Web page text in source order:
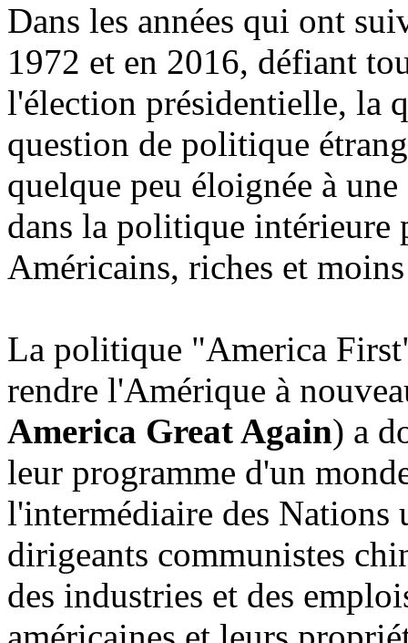
Dans les années qui ont
1972 et en 2016, défiant
l'élection présidentielle, la
question de politique
quelque peu éloignée à
dans la politique intérieure
Américains, riches et
La politique "America
rendre l'Amérique à
America Great Again) a
leur programme d'un
l'intermédiaire des Nations
dirigeants communistes
des industries et des